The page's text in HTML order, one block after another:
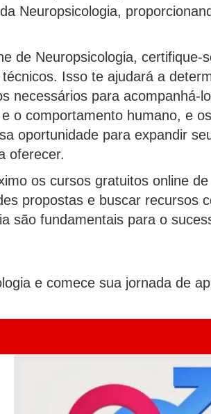
Neuropsicologia,
de Neuropsicologia,
Isso te ajudará a
necessários para acompanhá-
o comportamento humano, e
oportunidade para expandir
oferecer.
os cursos gratuitos online
propostas e buscar recursos
são fundamentais para o
e comece sua jornada de